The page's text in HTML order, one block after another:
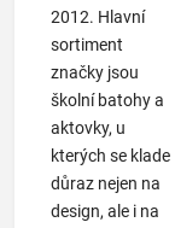
2012. Hlavní
sortiment
značky jsou
školní batohy a
aktovky, u
kterých se klade
důraz nejen na
design, ale i na